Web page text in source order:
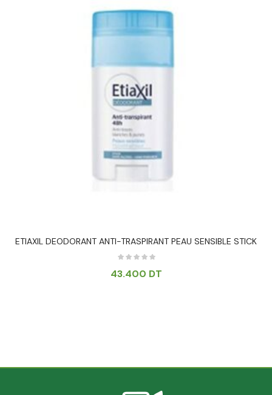
ETIAXIL DEODORANT ANTI-TRASPIRANT PEAU SENSIBLE STICK
43.400 DT